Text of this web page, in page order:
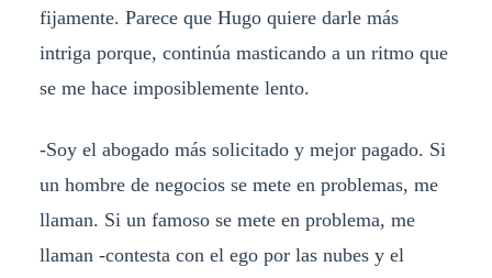
fijamente. Parece que Hugo quiere darle más
intriga porque, continúa masticando a un ritmo que
se me hace imposiblemente lento.
-Soy el abogado más solicitado y mejor pagado. Si
un hombre de negocios se mete en problemas, me
llaman. Si un famoso se mete en problema, me
llaman -contesta con el ego por las nubes y el